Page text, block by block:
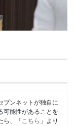
ブンネットが独自に
可能性があることを
ら、「 こちら 」より